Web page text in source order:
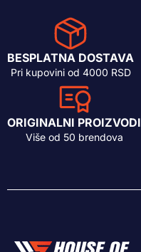
BESPLATNA DOSTAVA
Pri kupovini od 4000 RSD
ORIGINALNI PROIZVODI
Više od 50 brendova